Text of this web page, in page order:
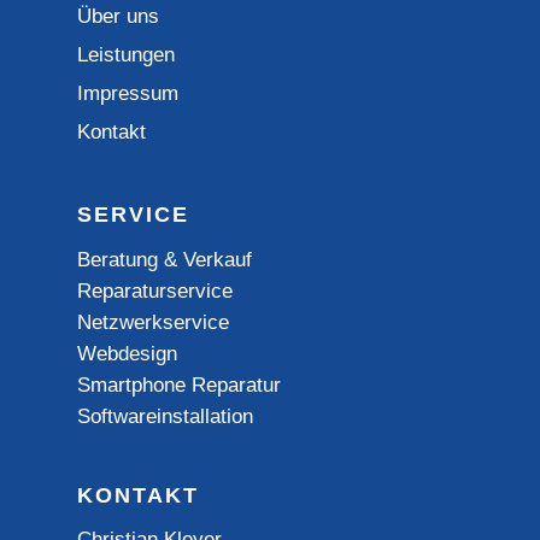
Über uns
Leistungen
Impressum
Kontakt
SERVICE
Beratung & Verkauf
Reparaturservice
Netzwerkservice
Webdesign
Smartphone Reparatur
Softwareinstallation
KONTAKT